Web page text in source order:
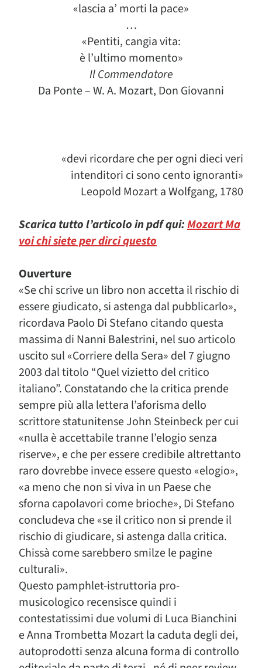
«lascia a’ morti la pace»
…
«Pentiti, cangia vita:
è l’ultimo momento»
Il Commendatore
Da Ponte – W. A. Mozart, Don Giovanni
«devi ricordare che per ogni dieci veri
intenditori ci sono cento ignoranti»
Leopold Mozart a Wolfgang, 1780
Scarica tutto l’articolo in pdf qui:Mozart Ma
voi chi siete per dirci questo
Ouverture
«Se chi scrive un libro non accetta il rischio di
essere giudicato, si astenga dal pubblicarlo»,
ricordava Paolo Di Stefano citando questa
massima di Nanni Balestrini, nel suo articolo
uscito sul «Corriere della Sera» del 7 giugno
2003 dal titolo “Quel vizietto del critico
italiano”. Constatando che la critica prende
sempre più alla lettera l’aforisma dello
scrittore statunitense John Steinbeck per cui
«nulla è accettabile tranne l’elogio senza
riserve», e che per essere credibile altrettanto
raro dovrebbe invece essere questo «elogio»,
«a meno che non si viva in un Paese che
sforna capolavori come brioche», Di Stefano
concludeva che «se il critico non si prende il
rischio di giudicare, si astenga dalla critica.
Chissà come sarebbero smilze le pagine
culturali».
Questo pamphlet-istruttoria pro-
musicologico recensisce quindi i
contestatissimi due volumi di Luca Bianchini
e Anna Trombetta Mozart la caduta degli dei,
autoprodotti senza alcuna forma di controllo